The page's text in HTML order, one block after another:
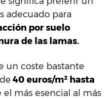
adecuado para
por suelo
de las lamas.
un coste bastante
40 euros/m² hasta
el más esencial al más